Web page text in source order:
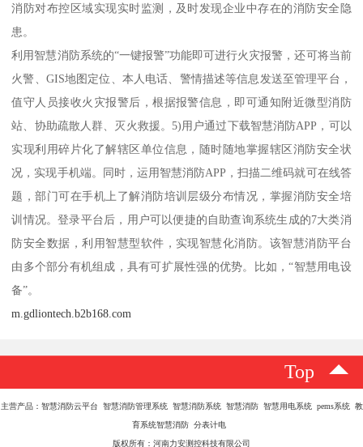
消防对布控区域实现实时监测，及时发现企业中存在的消防安全隐
患。
利用智慧消防系统的“一键报警”功能即可进行火灾报警，还可将当前
火警、GIS地图定位、本人电话、警情描述等信息发送至管理平台，
值守人员接收火灾报警后，根据报警信息，即可通知附近微型消防
站、协助疏散人群、灭火救援。5)用户通过下载智慧消防APP，可以
实现利用碎片化了解辖区单位信息，随时随地掌握辖区消防安全状
况，实现手机端。同时，运用智慧消防APP，扫描二维码就可在线答
题，部门可在手机上了解消防培训层级分布情况，掌握消防安全培
训情况。登录平台后，用户可以便捷的自助查询系统生成的7大类消
防安全数据，利用智慧型软件，实现智慧化消防。该智慧消防平台
由多个部分有机组成，具有可扩展性强的优势。比如，“智慧用电设
备”。
m.gdliontech.b2b168.com
Top
主营产品：智慧消防云平台 智慧消防管理系统 智慧消防系统 智慧消防 智慧用电系统 pems系统 教
育系统智慧消防 分表计电
版权所有：河南力安测控科技有限公司